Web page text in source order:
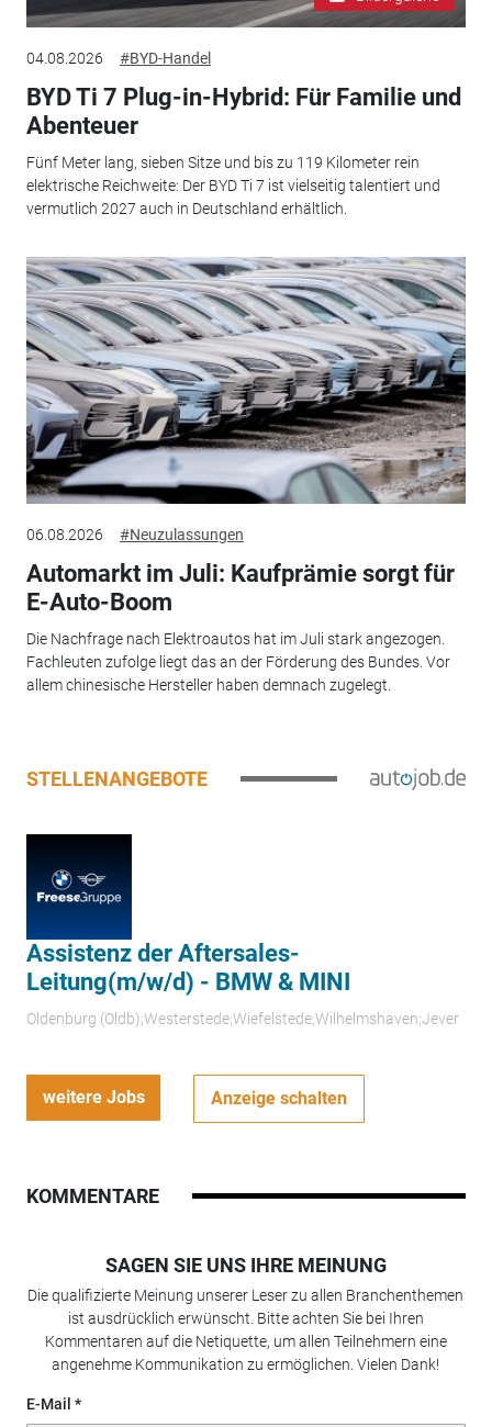
04.08.2026 #BYD-Handel
BYD Ti 7 Plug-in-Hybrid: Für Familie und
Abenteuer
Fünf Meter lang, sieben Sitze und bis zu 119 Kilometer rein
elektrische Reichweite: Der BYD Ti 7 ist vielseitig talentiert und
vermutlich 2027 auch in Deutschland erhältlich.
06.08.2026 #Neuzulassungen
Automarkt im Juli: Kaufprämie sorgt für
E-Auto-Boom
Die Nachfrage nach Elektroautos hat im Juli stark angezogen.
Fachleuten zufolge liegt das an der Förderung des Bundes. Vor
allem chinesische Hersteller haben demnach zugelegt.
STELLENANGEBOTE
Assistenz der Aftersales-
Leitung(m/w/d) - BMW & MINI
Oldenburg (Oldb);Westerstede;Wiefelstede;Wilhelmshaven;Jever
weitere Jobs Anzeige schalten
KOMMENTARE
SAGEN SIE UNS IHRE MEINUNG
Die qualifizierte Meinung unserer Leser zu allen Branchenthemen
ist ausdrücklich erwünscht. Bitte achten Sie bei Ihren
Kommentaren auf die Netiquette, um allen Teilnehmern eine
angenehme Kommunikation zu ermöglichen. Vielen Dank!
E-Mail